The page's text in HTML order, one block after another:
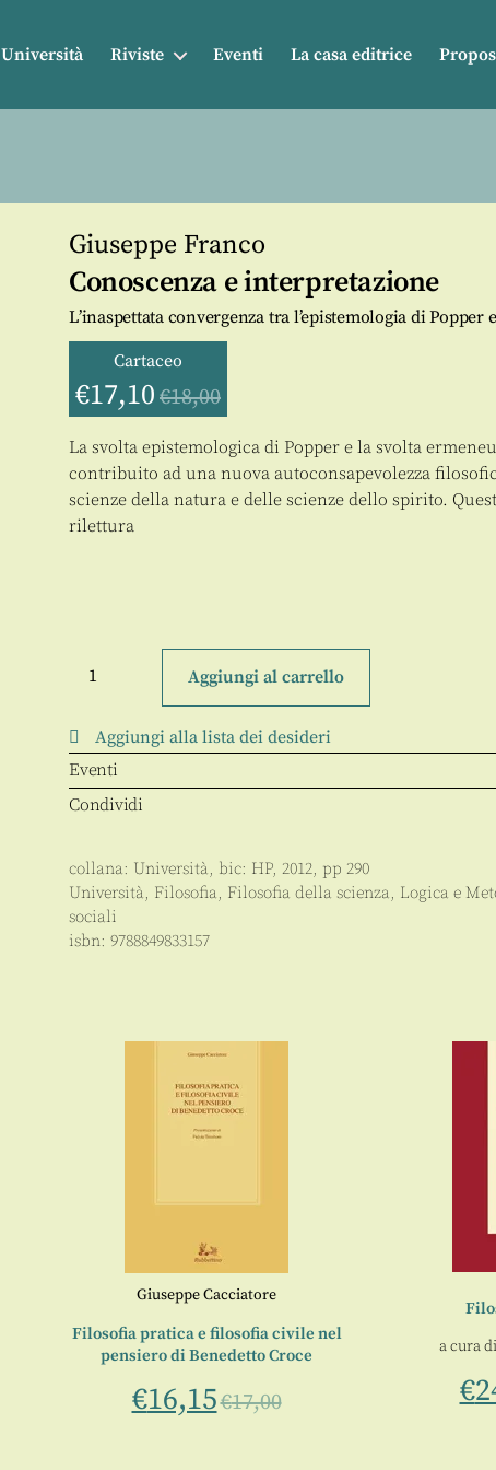
Università Riviste Eventi La casa editrice
Giuseppe Franco
Conoscenza e interpretazione
L’inaspettata convergenza tra l’epistemologia di Popper
Cartaceo
€17,10 €18,00
La svolta epistemologica di Popper e la svolta
contribuito ad una nuova autoconsapevolezza
scienze della natura e delle scienze dello spirito.
rilettura
Aggiungi al carrello
Aggiungi alla lista dei desideri
Eventi
Condividi
collana: Università, bic: HP, 2012, pp 290
Università, Filosofia, Filosofia della scienza, Logica e
sociali
isbn: 9788849833157
Giuseppe Cacciatore
Filosofia pratica e filosofia civile nel
pensiero di Benedetto Croce
€16,15€17,00
a cura di
€